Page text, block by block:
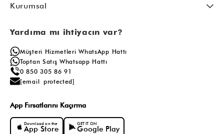
Kurumsal
Yardıma mı ihtiyacın var?
Müşteri Hizmetleri WhatsApp Hattı
Toptan Satış Whatsapp Hattı
0 850 305 86 91
[email protected]
App Fırsatlarını Kaçırma
Download on the
App Store
GET IT ON
Google Play